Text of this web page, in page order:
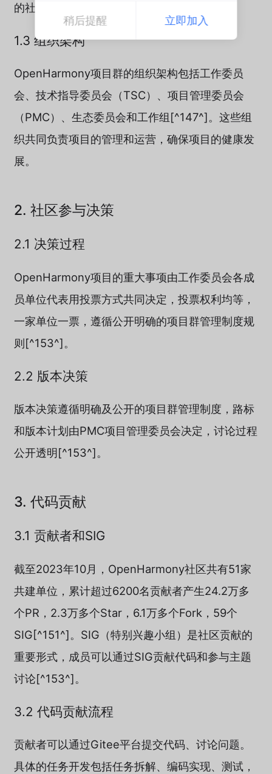
稍后提醒 立即加入
的社区治理结构。
1.3 组织架构
OpenHarmony项目群的组织架构包括工作委员
会、技术指导委员会（TSC）、项目管理委员会
（PMC）、生态委员会和工作组[^147^]。这些组
织共同负责项目的管理和运营，确保项目的健康发
展。
2. 社区参与决策
2.1 决策过程
OpenHarmony项目的重大事项由工作委员会各成
员单位代表用投票方式共同决定，投票权利均等，
一家单位一票，遵循公开明确的项目群管理制度规
则[^153^]。
2.2 版本决策
版本决策遵循明确及公开的项目群管理制度，路标
和版本计划由PMC项目管理委员会决定，讨论过程
公开透明[^153^]。
3. 代码贡献
3.1 贡献者和SIG
截至2023年10月，OpenHarmony社区共有51家
共建单位，累计超过6200名贡献者产生24.2万多
个PR，2.3万多个Star，6.1万多个Fork，59个
SIG[^151^]。SIG（特别兴趣小组）是社区贡献的
重要形式，成员可以通过SIG贡献代码和参与主题
讨论[^153^]。
3.2 代码贡献流程
贡献者可以通过Gitee平台提交代码、讨论问题。
具体的任务开发包括任务拆解、编码实现、测试，